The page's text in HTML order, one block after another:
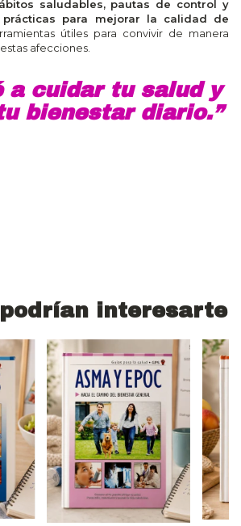
saludables, pautas de control y
prácticas para mejorar la calidad de
útiles para convivir de manera
afecciones.
a cuidar tu salud y
bienestar diario.”
interesarte